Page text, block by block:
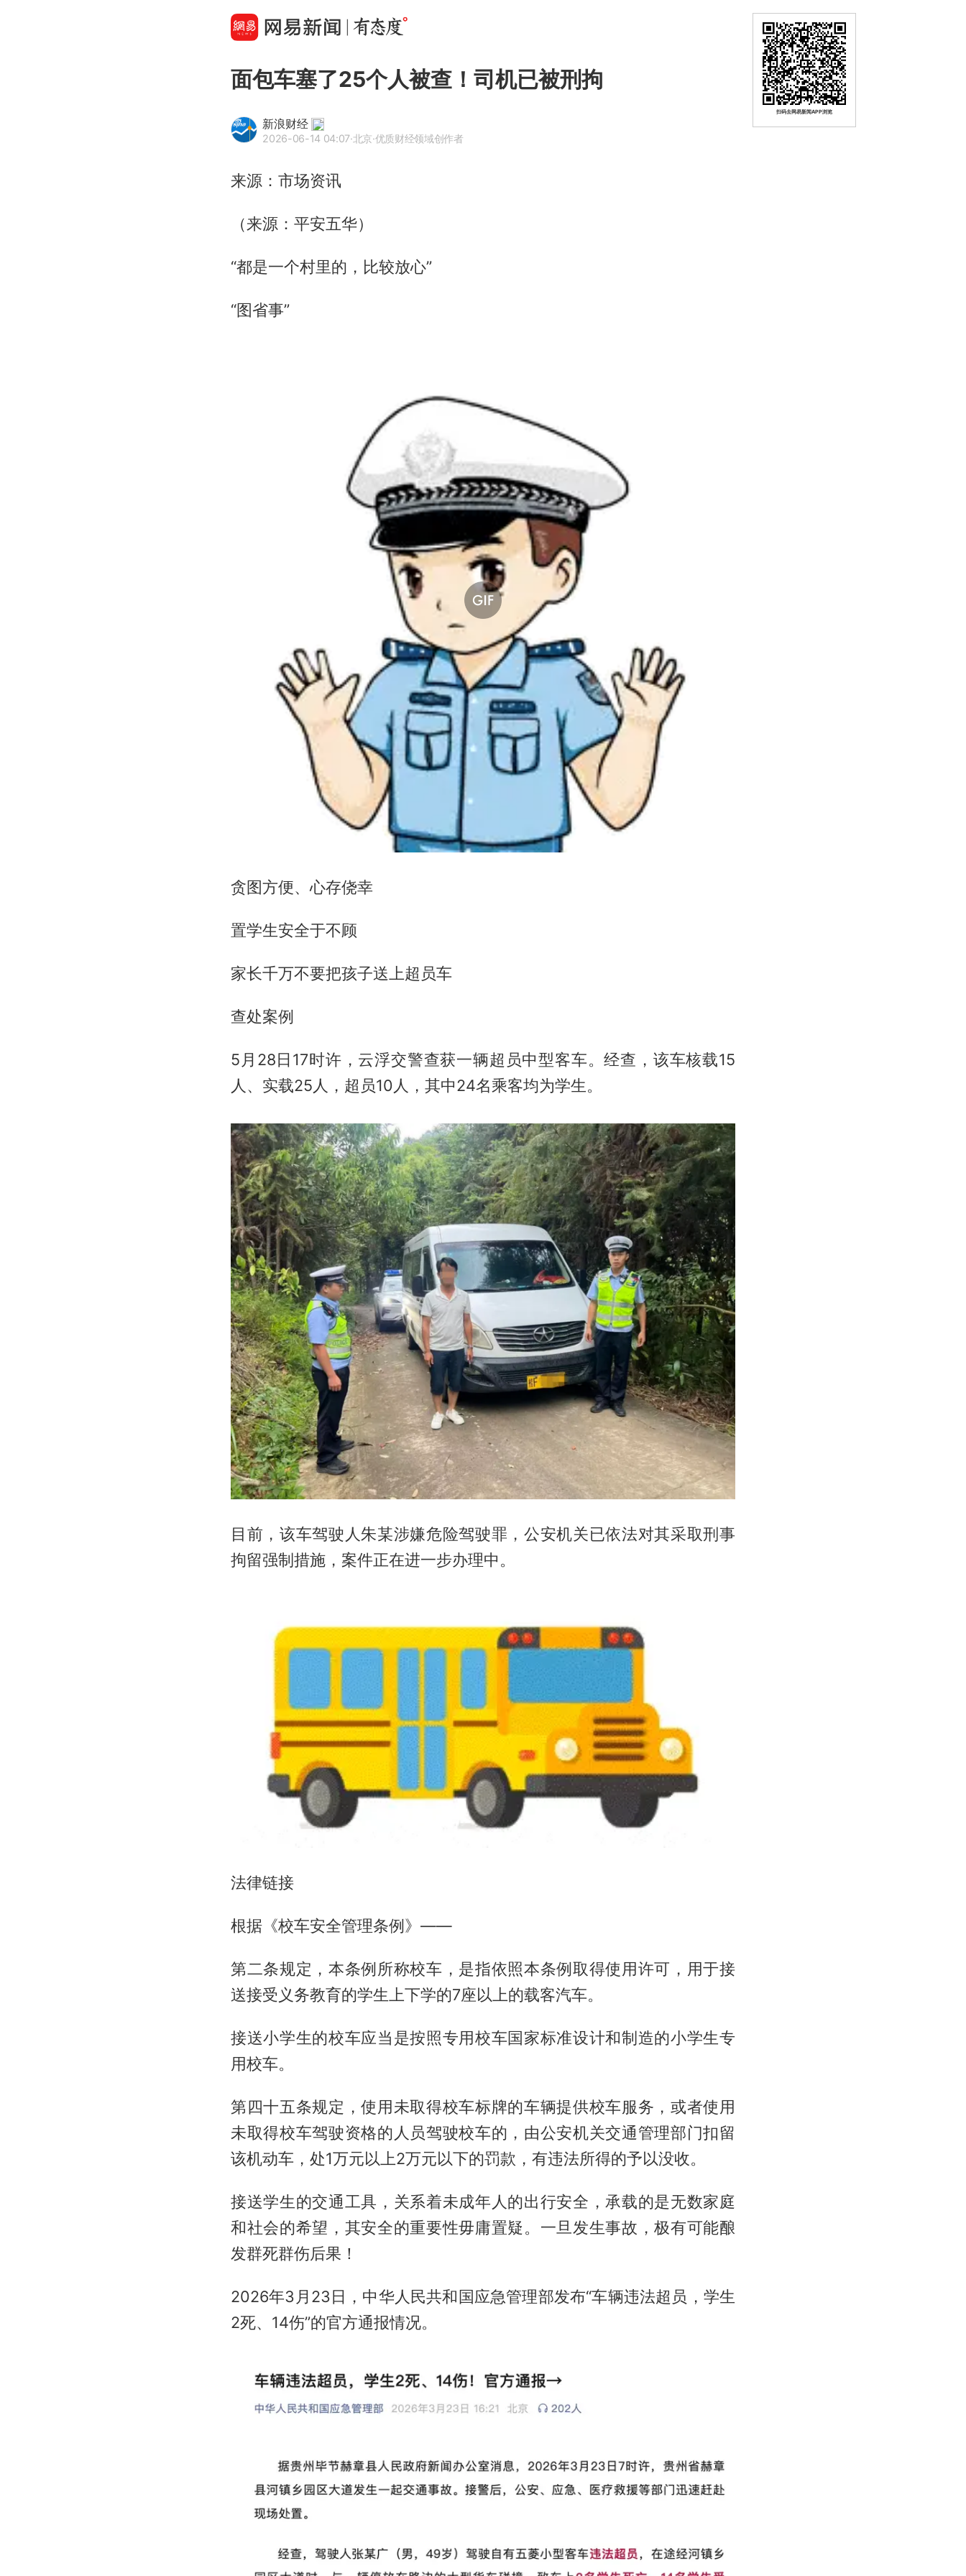
面包车塞了25个人被查！司机已被刑拘
新浪财经
2026-06-14 04:07·北京·优质财经领域创作者
来源：市场资讯
（来源：平安五华）
“都是一个村里的，比较放心”
“图省事”
贪图方便、心存侥幸
置学生安全于不顾
家长千万不要把孩子送上超员车
查处案例
5月28日17时许，云浮交警查获一辆超员中型客车。经查，该车核载15
人、实载25人，超员10人，其中24名乘客均为学生。
目前，该车驾驶人朱某涉嫌危险驾驶罪，公安机关已依法对其采取刑事
拘留强制措施，案件正在进一步办理中。
法律链接
根据《校车安全管理条例》——
第二条规定，本条例所称校车，是指依照本条例取得使用许可，用于接
送接受义务教育的学生上下学的7座以上的载客汽车。
接送小学生的校车应当是按照专用校车国家标准设计和制造的小学生专
用校车。
第四十五条规定，使用未取得校车标牌的车辆提供校车服务，或者使用
未取得校车驾驶资格的人员驾驶校车的，由公安机关交通管理部门扣留
该机动车，处1万元以上2万元以下的罚款，有违法所得的予以没收。
接送学生的交通工具，关系着未成年人的出行安全，承载的是无数家庭
和社会的希望，其安全的重要性毋庸置疑。一旦发生事故，极有可能酿
发群死群伤后果！
2026年3月23日，中华人民共和国应急管理部发布“车辆违法超员，学生
2死、14伤”的官方通报情况。
扫码去网易新闻APP浏览